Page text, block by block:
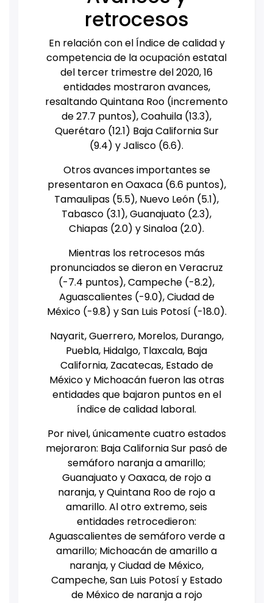
retrocesos
En relación con el Índice de calidad y
competencia de la ocupación estatal
del tercer trimestre del 2020, 16
entidades mostraron avances,
resaltando Quintana Roo (incremento
de 27.7 puntos), Coahuila (13.3),
Querétaro (12.1) Baja California Sur
(9.4) y Jalisco (6.6).
Otros avances importantes se
presentaron en Oaxaca (6.6 puntos),
Tamaulipas (5.5), Nuevo León (5.1),
Tabasco (3.1), Guanajuato (2.3),
Chiapas (2.0) y Sinaloa (2.0).
Mientras los retrocesos más
pronunciados se dieron en Veracruz
(-7.4 puntos), Campeche (-8.2),
Aguascalientes (-9.0), Ciudad de
México (-9.8) y San Luis Potosí (-18.0).
Nayarit, Guerrero, Morelos, Durango,
Puebla, Hidalgo, Tlaxcala, Baja
California, Zacatecas, Estado de
México y Michoacán fueron las otras
entidades que bajaron puntos en el
índice de calidad laboral.
Por nivel, únicamente cuatro estados
mejoraron: Baja California Sur pasó de
semáforo naranja a amarillo;
Guanajuato y Oaxaca, de rojo a
naranja, y Quintana Roo de rojo a
amarillo. Al otro extremo, seis
entidades retrocedieron:
Aguascalientes de semáforo verde a
amarillo; Michoacán de amarillo a
naranja, y Ciudad de México,
Campeche, San Luis Potosí y Estado
de México de naranja a rojo